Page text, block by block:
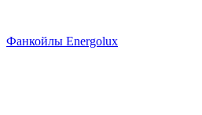
Фанкойлы Energolux